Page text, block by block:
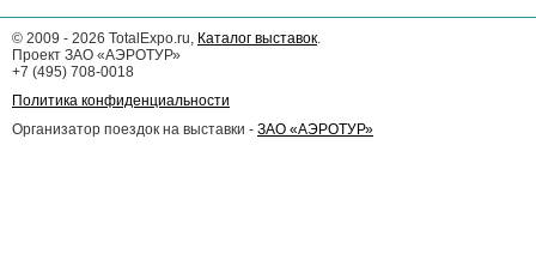
© 2009 - 2026 TotalExpo.ru, Каталог выставок
Проект ЗАО «АЭРОТУР»
+7 (495) 708-0018
Политика конфиденциальности
Организатор поездок на выставки - ЗАО «АЭРОТУР»